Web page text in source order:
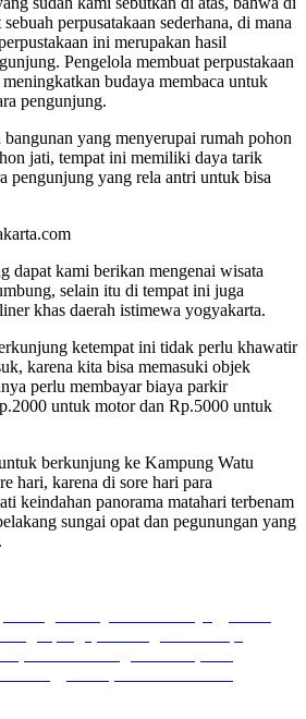
perpusatakaan sederhana, di mana
ini merupakan hasil
Pengelola membuat perpustakaan
budaya membaca untuk
pengunjung.
yang menyerupai rumah pohon
jati, tempat ini memiliki daya tarik
pengunjung yang rela antri untuk bisa
dapat kami berikan mengenai wisata
selain itu di tempat ini juga
khas daerah istimewa yogyakarta.
ketempat ini tidak perlu khawatir
karena kita bisa memasuki objek
perlu membayar biaya parkir
untuk motor dan Rp.5000 untuk
berkunjung ke Kampung Watu
hari, karena di sore hari para
keindahan panorama matahari terbenam
sungai opat dan pegunungan yang